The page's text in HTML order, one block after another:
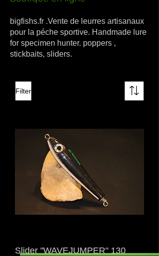
bigfishs.fr .Vente de leurres artisanaux
pour la péche sportive. Handmade lure
for specimen hunter. poppers ,
stickbaits, sliders.
Filter
Slider "WAVEJUMPER" 130